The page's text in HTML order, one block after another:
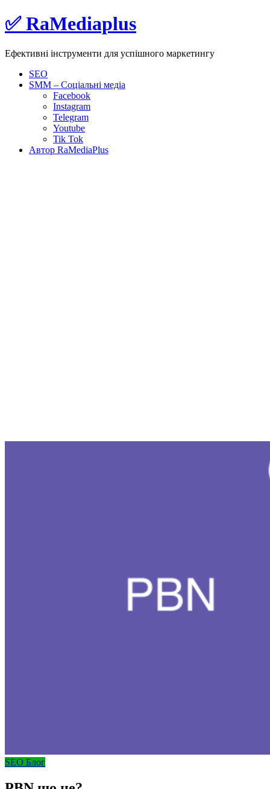
Skip
to
✅ RaMediaplus
Ефективні інструменти для успішного маркетингу
SEO
SMM – Соціальні медіа
Facebook
Instagram
Telegram
Youtube
Tik Tok
Автор RaMediaPlus
SEO Блог